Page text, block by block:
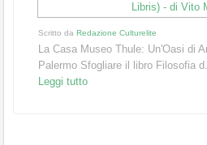
Scritto da Redazione Culturelite
La Casa Museo Thule: Un'Oasi di
Palermo Sfogliare il libro Filosofia
Leggi tutto